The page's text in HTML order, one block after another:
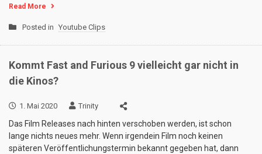
Read More
Posted in Youtube Clips
Kommt Fast and Furious 9 vielleicht gar nicht in
die Kinos?
1. Mai 2020 Trinity
Das Film Releases nach hinten verschoben werden, ist schon
lange nichts neues mehr. Wenn irgendein Film noch keinen
späteren Veröffentlichungstermin bekannt gegeben hat, dann